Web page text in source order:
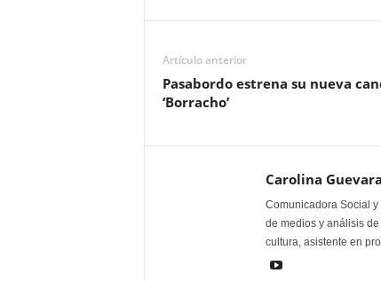
Artículo anterior
Pasabordo estrena su nueva
‘Borracho’
Carolina Guevara
Comunicadora Social
de medios y análisis
cultura, asistente en